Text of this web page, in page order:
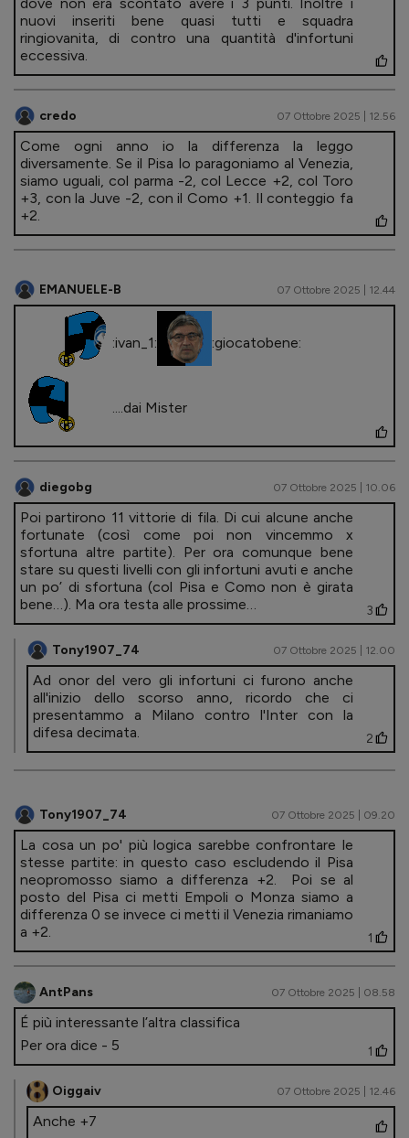
nuovi inseriti bene quasi tutti e squadra
ringiovanita, di contro una quantità d'infortuni
eccessiva.
credo 07 Ottobre 2025 | 12.56
Come ogni anno io la differenza la leggo
diversamente. Se il Pisa lo paragoniamo al Venezia,
siamo uguali, col parma -2, col Lecce +2, col Toro
+3, con la Juve -2, con il Como +1. Il conteggio fa
+2.
EMANUELE-B 07 Ottobre 2025 | 12.44
:ivan_1: :giocatobene:
....dai Mister
diegobg 07 Ottobre 2025 | 10.06
Poi partirono 11 vittorie di fila. Di cui alcune anche
fortunate (così come poi non vincemmo x
sfortuna altre partite). Per ora comunque bene
stare su questi livelli con gli infortuni avuti e anche
un po’ di sfortuna (col Pisa e Como non è girata
bene…). Ma ora testa alle prossime…
3
Tony1907_74 07 Ottobre 2025 | 12.00
Ad onor del vero gli infortuni ci furono anche
all'inizio dello scorso anno, ricordo che ci
presentammo a Milano contro l'Inter con la
difesa decimata.
2
Tony1907_74 07 Ottobre 2025 | 09.20
La cosa un po' più logica sarebbe confrontare le
stesse partite: in questo caso escludendo il Pisa
neopromosso siamo a differenza +2. Poi se al
posto del Pisa ci metti Empoli o Monza siamo a
differenza 0 se invece ci metti il Venezia rimaniamo
a +2.
1
AntPans 07 Ottobre 2025 | 08.58
É più interessante l’altra classifica
Per ora dice - 5
1
Oiggaiv 07 Ottobre 2025 | 12.46
Anche +7